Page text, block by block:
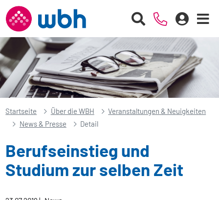
Startseite Über die WBH
Veranstaltungen & Neuigkeiten
News & Presse
Detail
Berufseinstieg und
Studium zur selben Zeit